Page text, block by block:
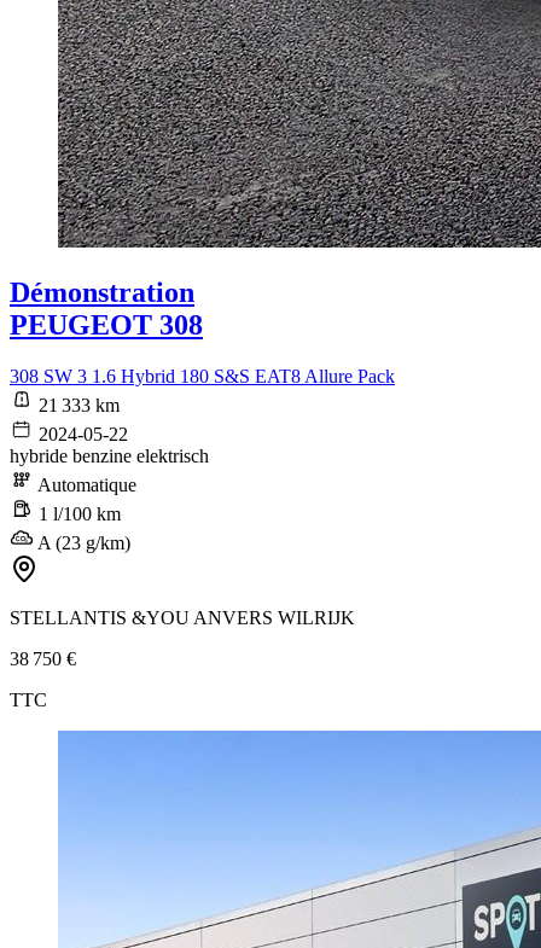
Démonstration
PEUGEOT 308
308 SW 3 1.6 Hybrid 180 S&S EAT8 Allure Pack
21 333 km
2024-05-22
hybride benzine elektrisch
Automatique
1 l/100 km
A (23 g/km)
STELLANTIS &YOU ANVERS WILRIJK
38 750 €
TTC